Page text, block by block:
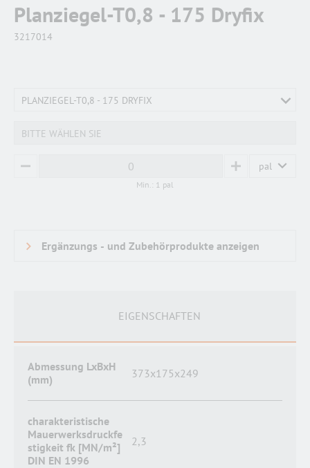
Planziegel-T0,8 - 175 Dryfix
3217014
PLANZIEGEL-T0,8 - 175 DRYFIX
BITTE WÄHLEN SIE
MINUS PLUS pal
Min.: 1 pal
EIGENSCHAFTEN
Abmessung LxBxH
(mm)
373x175x249
charakteristische
Mauerwerksdruckfe
stigkeit fk [MN/m²]
DIN EN 1996
2,3